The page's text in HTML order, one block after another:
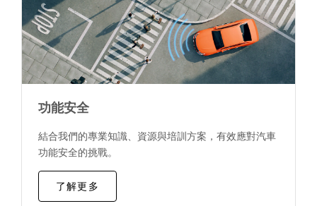
功能安全
結合我們的專業知識、資源與培訓方案，有效應對汽車
功能安全的挑戰。
了解更多